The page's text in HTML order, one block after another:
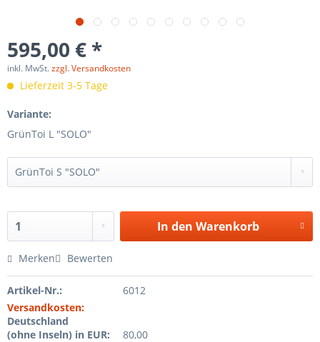
595,00 € *
inkl. MwSt.zzgl. Versandkosten
Lieferzeit 3-5 Tage
Variante:
GrünToi L "SOLO"
In den Warenkorb
Merken Bewerten
Artikel-Nr.:
6012
Versandkosten:
Deutschland
(ohne Inseln) in EUR:
80,00